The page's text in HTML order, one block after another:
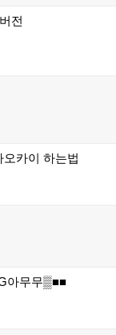
전
카이 하는법
아무무▒■■